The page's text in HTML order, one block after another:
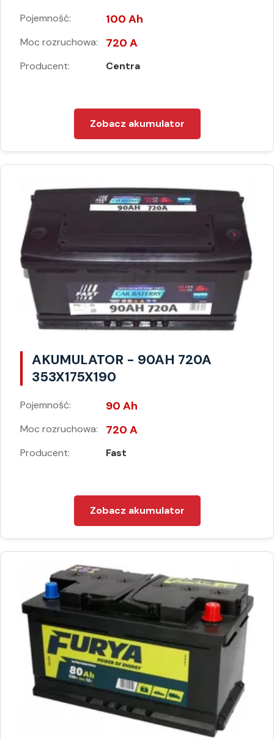
Pojemność: 100 Ah
Moc rozruchowa: 720 A
Producent: Centra
Zobacz akumulator
AKUMULATOR - 90AH 720A
353X175X190
Pojemność: 90 Ah
Moc rozruchowa: 720 A
Producent: Fast
Zobacz akumulator